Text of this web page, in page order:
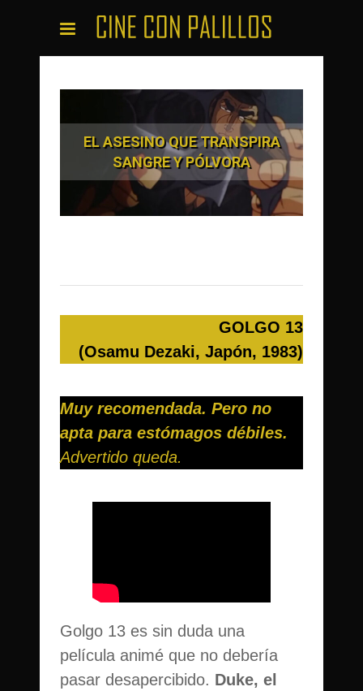
EL ASESINO QUE TRANSPIRA
SANGRE Y PÓLVORA
GOLGO 13
(Osamu Dezaki, Japón, 1983)
Muy recomendada. Pero no
apta para estómagos débiles.
Advertido queda.
Golgo 13 es sin duda una
película animé que no debería
pasar desapercibido. Duke, el